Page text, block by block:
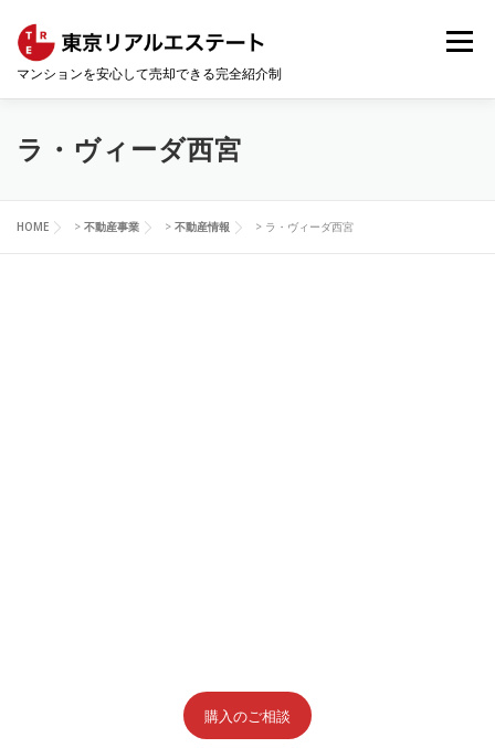
ツ
マンションを安心して売却できる完全紹介制
メニュー
HOME 会社概要 コンサルティング事業
不動産事業 マンションの売却・査定相場
ラ・ヴィーダ西宮
HOME > 不動産事業 > 不動産情報 > ラ・ヴィーダ西宮
購入のご相談